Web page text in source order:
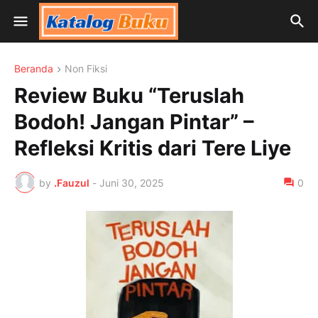
Beranda Non Fiksi
Review Buku “Teruslah
Bodoh! Jangan Pintar” –
Refleksi Kritis dari Tere Liye
by .Fauzul - Juni 30, 2025 0